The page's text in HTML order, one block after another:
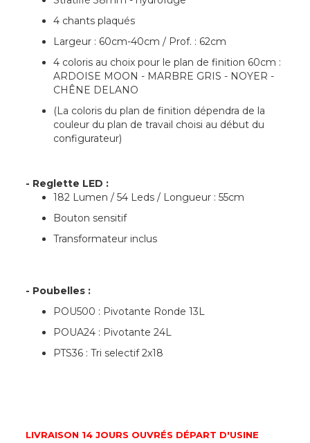
4 chants plaqués
Largeur : 60cm-40cm / Prof. : 62cm
4 coloris au choix pour le plan de finition 60cm :
ARDOISE MOON - MARBRE GRIS - NOYER -
CHÊNE DELANO
(La coloris du plan de finition dépendra de la
couleur du plan de travail choisi au début du
configurateur)
- Reglette LED :
182 Lumen / 54 Leds / Longueur : 55cm
Bouton sensitif
Transformateur inclus
- Poubelles :
POU500 : Pivotante Ronde 13L
POUA24 : Pivotante 24L
PTS36 : Tri selectif 2x18
LIVRAISON 14 JOURS OUVRÉS DÉPART D'USINE